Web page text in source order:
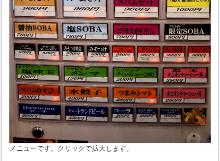
メニューです。クリックで拡大します。